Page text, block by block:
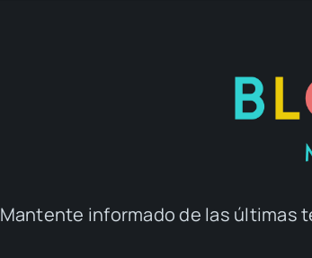
Mantente informado de las últimas